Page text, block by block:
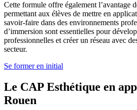
Cette formule offre également l’avantage
permettant aux élèves de mettre en
savoir-faire dans des environnements
d’immersion sont essentielles pour
professionnelles et créer un réseau avec
secteur.
Se former en initial
Le CAP Esthétique en
Rouen